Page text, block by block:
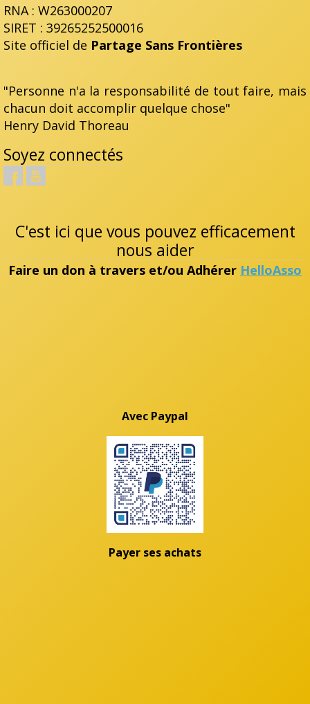
RNA : W263000207
SIRET : 39265252500016
Site officiel de Partage Sans Frontières
"Personne n'a la responsabilité de tout faire, mais
chacun doit accomplir quelque chose"
Henry David Thoreau
Soyez connectés
C'est ici que vous pouvez efficacement
nous aider
Faire un don à travers et/ou Adhérer HelloAsso
Avec Paypal
Payer ses achats